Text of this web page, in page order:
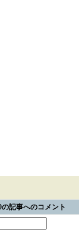
の記事へのコメント